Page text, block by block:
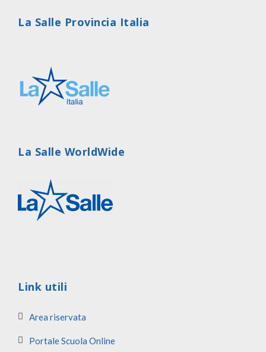
La Salle Provincia Italia
La Salle WorldWide
Link utili
Area riservata
Portale Scuola Online